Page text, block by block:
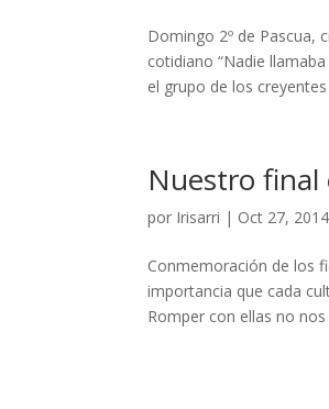
Domingo 2º de Pascua,
cotidiano “Nadie
el grupo de los creyentes
Nuestro final
por Irisarri | Oct 27, 2014
Conmemoración de los
importancia que cada
Romper con ellas no nos